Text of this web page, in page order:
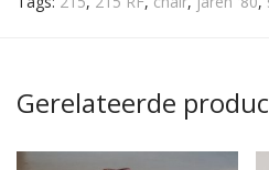
Gerelateerde